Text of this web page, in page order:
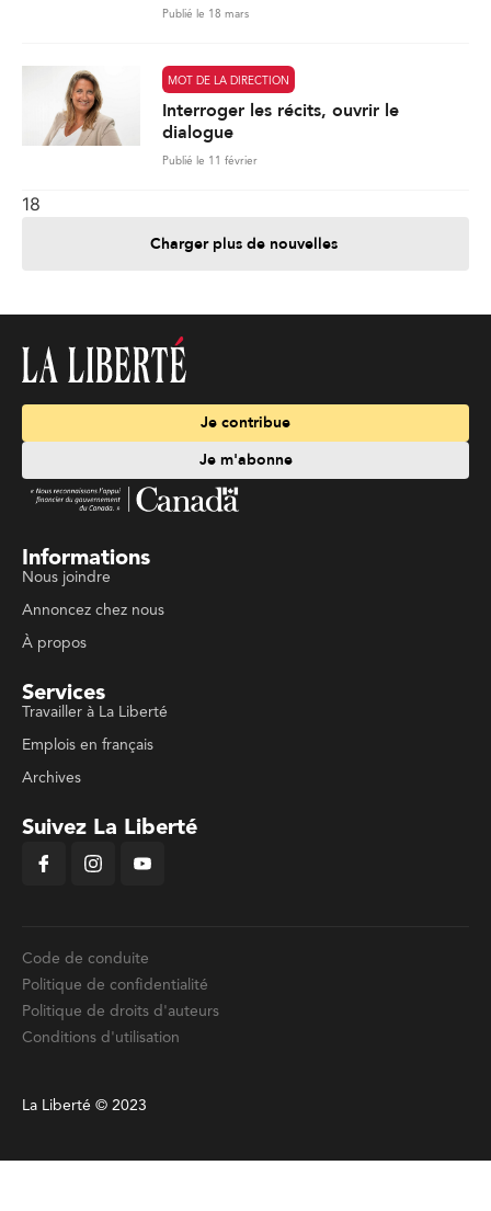
Publié le 18 mars
MOT DE LA DIRECTION
Interroger les récits, ouvrir le
dialogue
Publié le 11 février
18
Charger plus de nouvelles
Je contribue
Je m'abonne
Informations
Nous joindre
Annoncez chez nous
À propos
Services
Travailler à La Liberté
Emplois en français
Archives
Suivez La Liberté
Code de conduite
Politique de confidentialité
Politique de droits d'auteurs
Conditions d'utilisation
La Liberté © 2023